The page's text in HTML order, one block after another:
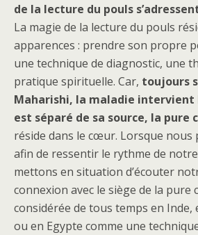
de la lecture du pouls
La magie de la lecture du pouls
apparences : prendre son propre
une technique de diagnostic, une
pratique spirituelle. Car, toujours
Maharishi, la maladie intervient
est séparé de sa source, la pure
réside dans le cœur. Lorsque nous
afin de ressentir le rythme de
mettons en situation d’écouter
connexion avec le siège de la pure
considérée de tous temps en Inde,
ou en Egypte comme une